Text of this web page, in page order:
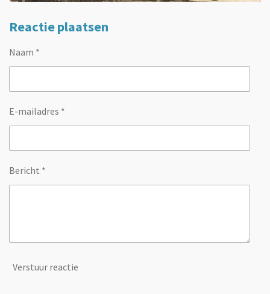
Reactie plaatsen
Naam *
E-mailadres *
Bericht *
Verstuur reactie